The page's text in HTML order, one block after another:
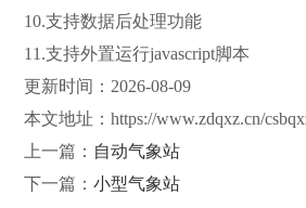
10.支持数据后处理功能
11.支持外置运行javascript脚本
更新时间：2026-08-09
本文地址： https://www.zdqxz.cn/
上一篇： 自动气象站
下一篇： 小型气象站